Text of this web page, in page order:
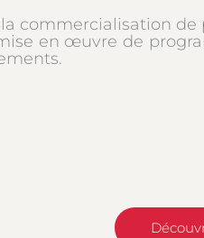
commercialisation de
en œuvre de